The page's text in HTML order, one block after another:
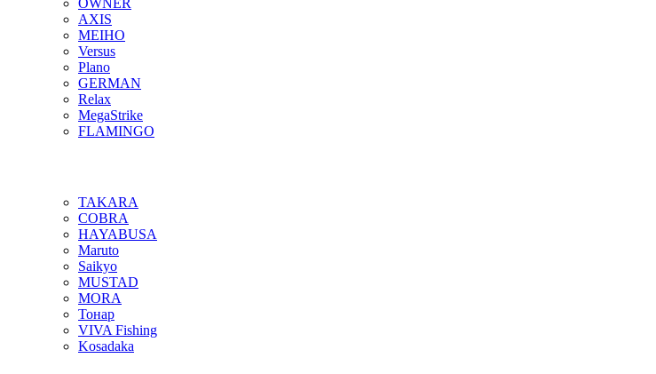
OWNER
AXIS
MEIHO
Versus
Plano
GERMAN
Relax
MegaStrike
FLAMINGO
TAKARA
COBRA
HAYABUSA
Maruto
Saikyo
MUSTAD
MORA
Тонар
VIVA Fishing
Kosadaka